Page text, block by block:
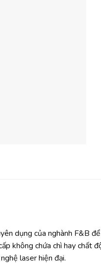
dụng của nghành F&B
không chứa chì hay
laser hiện đại.